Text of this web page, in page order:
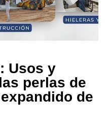
Usos y
perlas de
de